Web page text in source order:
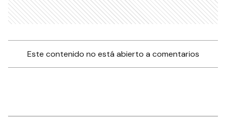
Este contenido no está abierto a comentarios